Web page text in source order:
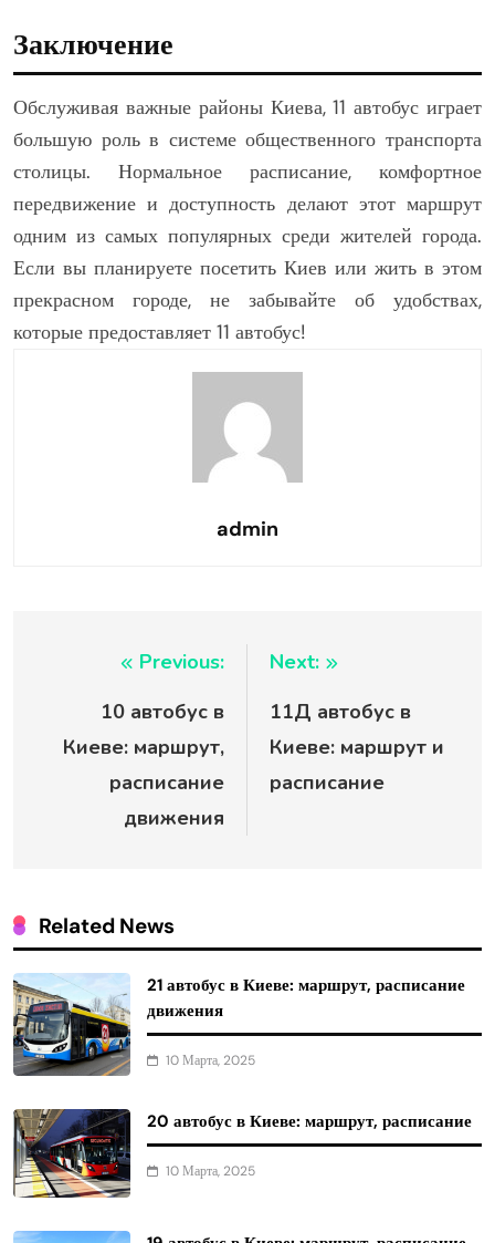
Заключение
Обслуживая важные районы Киева, 11 автобус играет
большую роль в системе общественного транспорта
столицы. Нормальное расписание, комфортное
передвижение и доступность делают этот маршрут
одним из самых популярных среди жителей города.
Если вы планируете посетить Киев или жить в этом
прекрасном городе, не забывайте об удобствах,
которые предоставляет 11 автобус!
admin
Навигация
записям
Previous:
10 автобус в
Киеве: маршрут,
расписание
движения
Next:
11Д автобус в
Киеве: маршрут и
расписание
Related News
21 автобус в Киеве: маршрут, расписание
движения
10 Марта, 2025
20 автобус в Киеве: маршрут, расписание
10 Марта, 2025